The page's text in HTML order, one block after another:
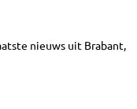
nieuws uit Brabant,